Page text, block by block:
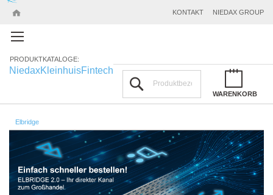
NIEDAX GROUP
KONTAKT
PRODUKTKATALOGE:
NiedaxKleinhuisFintech
WARENKORB
Elbridge